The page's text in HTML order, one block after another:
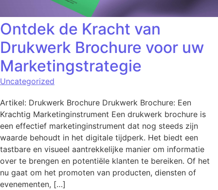
Ontdek de Kracht van
Drukwerk Brochure voor uw
Marketingstrategie
Uncategorized
Artikel: Drukwerk Brochure Drukwerk Brochure: Een
Krachtig Marketinginstrument Een drukwerk brochure is
een effectief marketinginstrument dat nog steeds zijn
waarde behoudt in het digitale tijdperk. Het biedt een
tastbare en visueel aantrekkelijke manier om informatie
over te brengen en potentiële klanten te bereiken. Of het
nu gaat om het promoten van producten, diensten of
evenementen, […]